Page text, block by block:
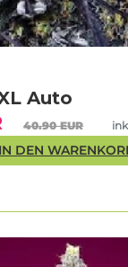
Auto
40.90 EUR
IN DEN